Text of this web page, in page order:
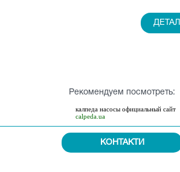
Рекомендуем посмотреть:
калпеда насосы официальный сайт
calpeda.ua
КОНТАКТИ